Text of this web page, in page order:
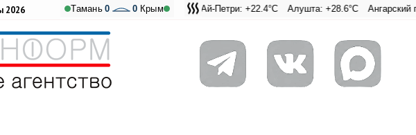
Адмиральская
Ай-Петри: +22.4°C Алушта: +28.6°C Ангарский перевал:
Тамань 0 0 Крым
2026